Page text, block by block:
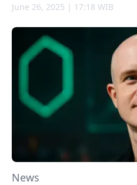
June 26, 2025 | 17:18 WIB
News